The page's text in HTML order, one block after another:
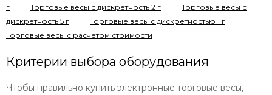
г
Торговые весы с дискретность 2 г
Торговые весы с
дискретность 5 г
Торговые весы с дискретностью 1 г
Торговые весы с расчётом стоимости
Критерии выбора оборудования
Чтобы правильно купить электронные торговые весы,